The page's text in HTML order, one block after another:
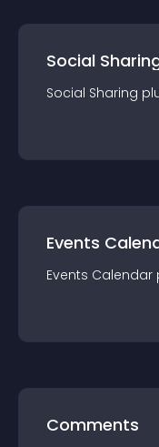
Social
Social Sharing
Events
Events Calendar
Comments